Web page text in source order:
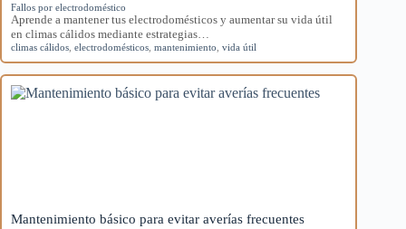
Fallos por electrodoméstico
Aprende a mantener tus electrodomésticos y aumentar su vida útil
en climas cálidos mediante estrategias…
climas cálidos electrodomésticos mantenimiento vida útil
Mantenimiento básico para evitar averías frecuentes